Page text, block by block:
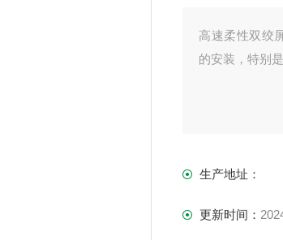
高速柔性双绞
的安装，特别
生产地址：
更新时间：